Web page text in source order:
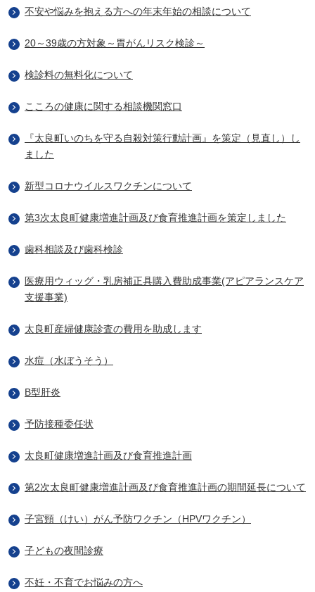
不安や悩みを抱える方への年末年始の相談について
20～39歳の方対象～胃がんリスク検診～
検診料の無料化について
こころの健康に関する相談機関窓口
『太良町いのちを守る自殺対策行動計画』を策定（見直し）し
ました
新型コロナウイルスワクチンについて
第3次太良町健康増進計画及び食育推進計画を策定しました
歯科相談及び歯科検診
医療用ウィッグ・乳房補正具購入費助成事業(アピアランスケア
支援事業)
太良町産婦健康診査の費用を助成します
水痘（水ぼうそう）
B型肝炎
予防接種委任状
太良町健康増進計画及び食育推進計画
第2次太良町健康増進計画及び食育推進計画の期間延長について
子宮頸（けい）がん予防ワクチン（HPVワクチン）
子どもの夜間診療
不妊・不育でお悩みの方へ